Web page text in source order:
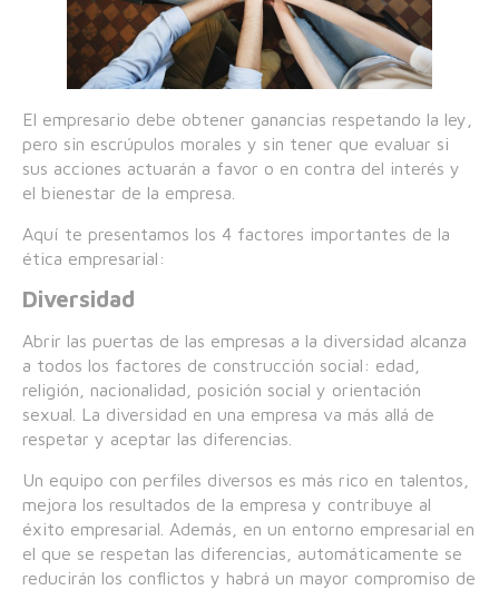
El empresario debe obtener ganancias respetando la ley,
pero sin escrúpulos morales y sin tener que evaluar si
sus acciones actuarán a favor o en contra del interés y
el bienestar de la empresa.
Aquí te presentamos los 4 factores importantes de la
ética empresarial:
Diversidad
Abrir las puertas de las empresas a la diversidad alcanza
a todos los factores de construcción social: edad,
religión, nacionalidad, posición social y orientación
sexual. La diversidad en una empresa va más allá de
respetar y aceptar las diferencias.
Un equipo con perfiles diversos es más rico en talentos,
mejora los resultados de la empresa y contribuye al
éxito empresarial. Además, en un entorno empresarial en
el que se respetan las diferencias, automáticamente se
reducirán los conflictos y habrá un mayor compromiso de